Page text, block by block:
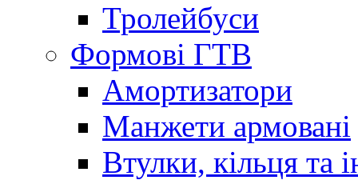
Тролейбуси
Формові ГТВ
Амортизатори
Манжети армовані
Втулки, кільця та